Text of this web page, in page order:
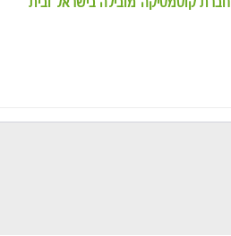
חברת קוסמטיקה מובילה בישראל ובית